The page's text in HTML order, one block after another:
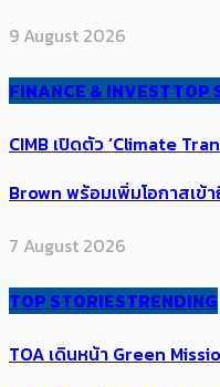
9 August 2026
FINANCE & INVESTTOP
CIMB เปิดตัว ‘Climate
Brown พร้อมเพิ่มโอกาสเข้
7 August 2026
TOP STORIESTRENDING
TOA เดินหน้า Green